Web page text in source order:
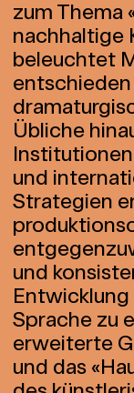
zum Thema
nachhaltige
beleuchtet
entschieden
Übliche
und
Strategien
und
Entwicklung
Sprache zu
erweiterte
und das